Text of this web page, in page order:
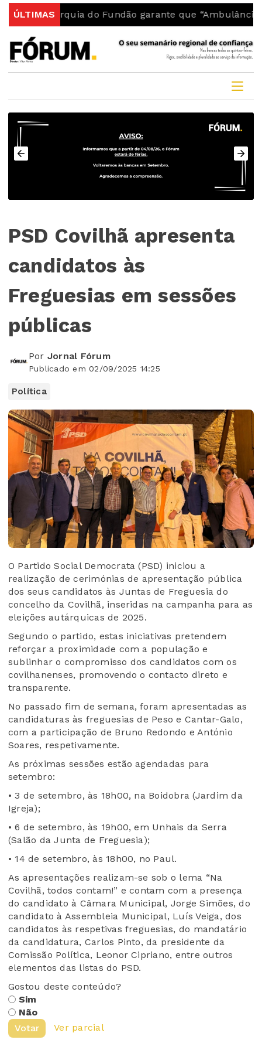
ÚLTIMAS
do Fundão garante que “Ambulância do INEM
PSD Covilhã apresenta
candidatos às
Freguesias em sessões
públicas
Por Jornal Fórum
Publicado em 02/09/2025 14:25
Política
O Partido Social Democrata (PSD) iniciou a
realização de cerimónias de apresentação pública
dos seus candidatos às Juntas de Freguesia do
concelho da Covilhã, inseridas na campanha para as
eleições autárquicas de 2025.
Segundo o partido, estas iniciativas pretendem
reforçar a proximidade com a população e
sublinhar o compromisso dos candidatos com os
covilhanenses, promovendo o contacto direto e
transparente.
No passado fim de semana, foram apresentadas as
candidaturas às freguesias de Peso e Cantar-Galo,
com a participação de Bruno Redondo e António
Soares, respetivamente.
As próximas sessões estão agendadas para
setembro:
• 3 de setembro, às 18h00, na Boidobra (Jardim da
Igreja);
• 6 de setembro, às 19h00, em Unhais da Serra
(Salão da Junta de Freguesia);
• 14 de setembro, às 18h00, no Paul.
As apresentações realizam-se sob o lema “Na
Covilhã, todos contam!” e contam com a presença
do candidato à Câmara Municipal, Jorge Simões, do
candidato à Assembleia Municipal, Luís Veiga, dos
candidatos às respetivas freguesias, do mandatário
da candidatura, Carlos Pinto, da presidente da
Comissão Política, Leonor Cipriano, entre outros
elementos das listas do PSD.
Gostou deste conteúdo?
Sim
Não
Votar
Ver parcial